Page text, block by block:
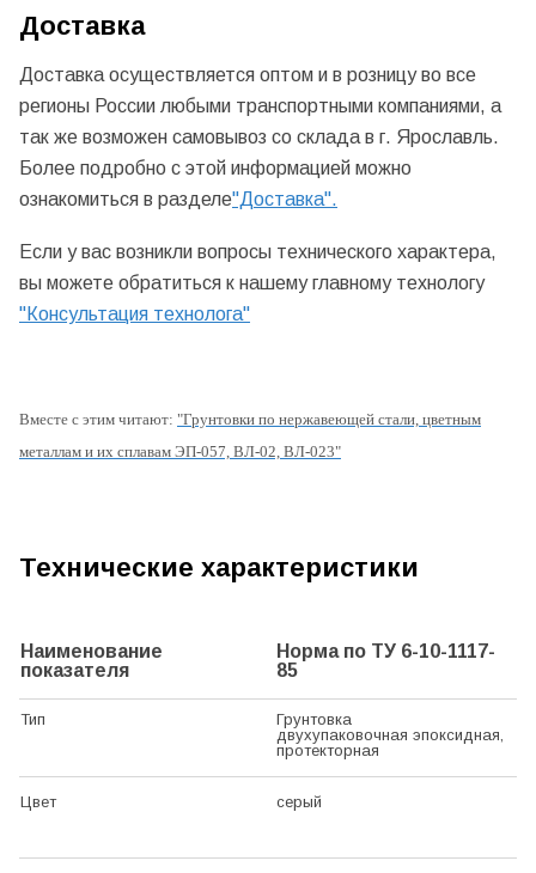
Доставка
Доставка осуществляется оптом и в розницу во все
регионы России любыми транспортными компаниями, а
так же возможен самовывоз со склада в г. Ярославль.
Более подробно с этой информацией можно
ознакомиться в разделе"Доставка".
Если у вас возникли вопросы технического характера,
вы можете обратиться к нашему главному технологу
"Консультация технолога"
Вместе с этим читают: "Грунтовки по нержавеющей стали, цветным
металлам и их сплавам ЭП-057, ВЛ-02, ВЛ-023"
Технические характеристики
Наименование
показателя
Норма по ТУ 6-10-1117-
85
Тип
Грунтовка
двухупаковочная эпоксидная,
протекторная
Цвет серый